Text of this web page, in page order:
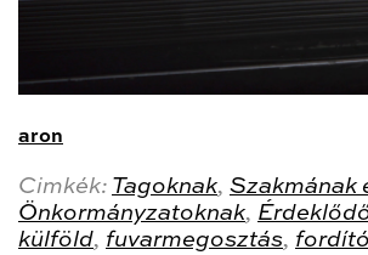
aron
Cimkék: Tagoknak, Szakmának
Önkormányzatoknak,
külföld, fuvarmegosztás,